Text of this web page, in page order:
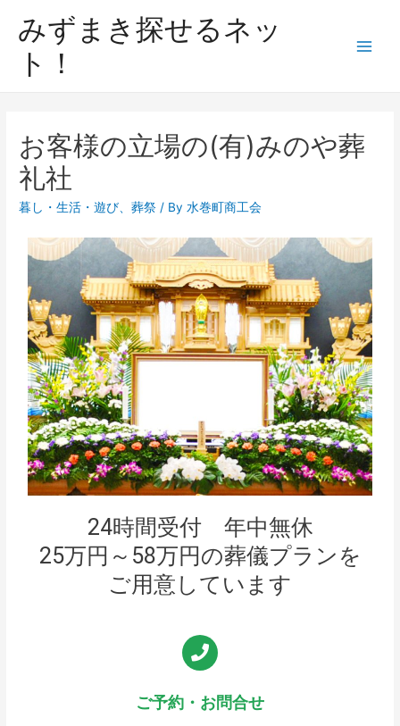
みずまき探せるネッ
ト！
お客様の立場の(有)みのや葬
礼社
暮し・生活・遊び、葬祭 / By水巻町商工会
24時間受付 年中無休
25万円～58万円の葬儀プランを
ご用意しています
ご予約・お問合せ